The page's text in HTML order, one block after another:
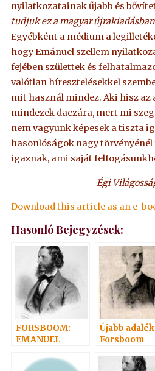
nyilatkozatainak űjabb és
tudjuk ez a magyar
Egyébként a médium a
hogy Emánuel szellem
fejében születtek és
valótlan híresztelésekkel
mit használ mindez. Aki hisz
mindezek daczára, mert mi
nem vagyunk képesek a tiszta
hasonlóságok nagy
igaznak, ami saját
Égi
Download this article as an e-
Hasonló Bejegyzések:
FORSBOOM:
EMANUEL
Újabb adalék
Forsboom